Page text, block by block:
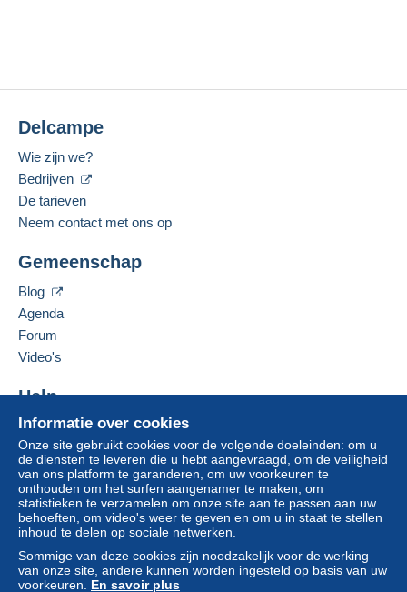
Informatie over cookies
Onze site gebruikt cookies voor de volgende doeleinden: om u
de diensten te leveren die u hebt aangevraagd, om de veiligheid
van ons platform te garanderen, om uw voorkeuren te
onthouden om het surfen aangenamer te maken, om
statistieken te verzamelen om onze site aan te passen aan uw
behoeften, om video's weer te geven en om u in staat te stellen
inhoud te delen op sociale netwerken.
Sommige van deze cookies zijn noodzakelijk voor de werking
van onze site, andere kunnen worden ingesteld op basis van uw
voorkeuren. En savoir plus
Delcampe
Wie zijn we?
Bedrijven
De tarieven
Neem contact met ons op
Gemeenschap
Blog
Agenda
Forum
Video's
Help
Hulpcentrum
Kopen op Delcampe
Verkopen op Delcampe
Een beveiligde website